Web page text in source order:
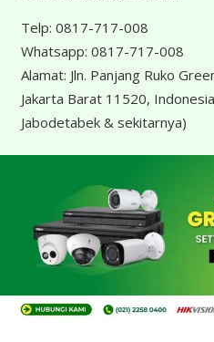
Telp: 0817-717-008
Whatsapp: 0817-717-008
Alamat: Jln. Panjang Ruko
Jakarta Barat 11520, Indonesia
Jabodetabek & sekitarnya)